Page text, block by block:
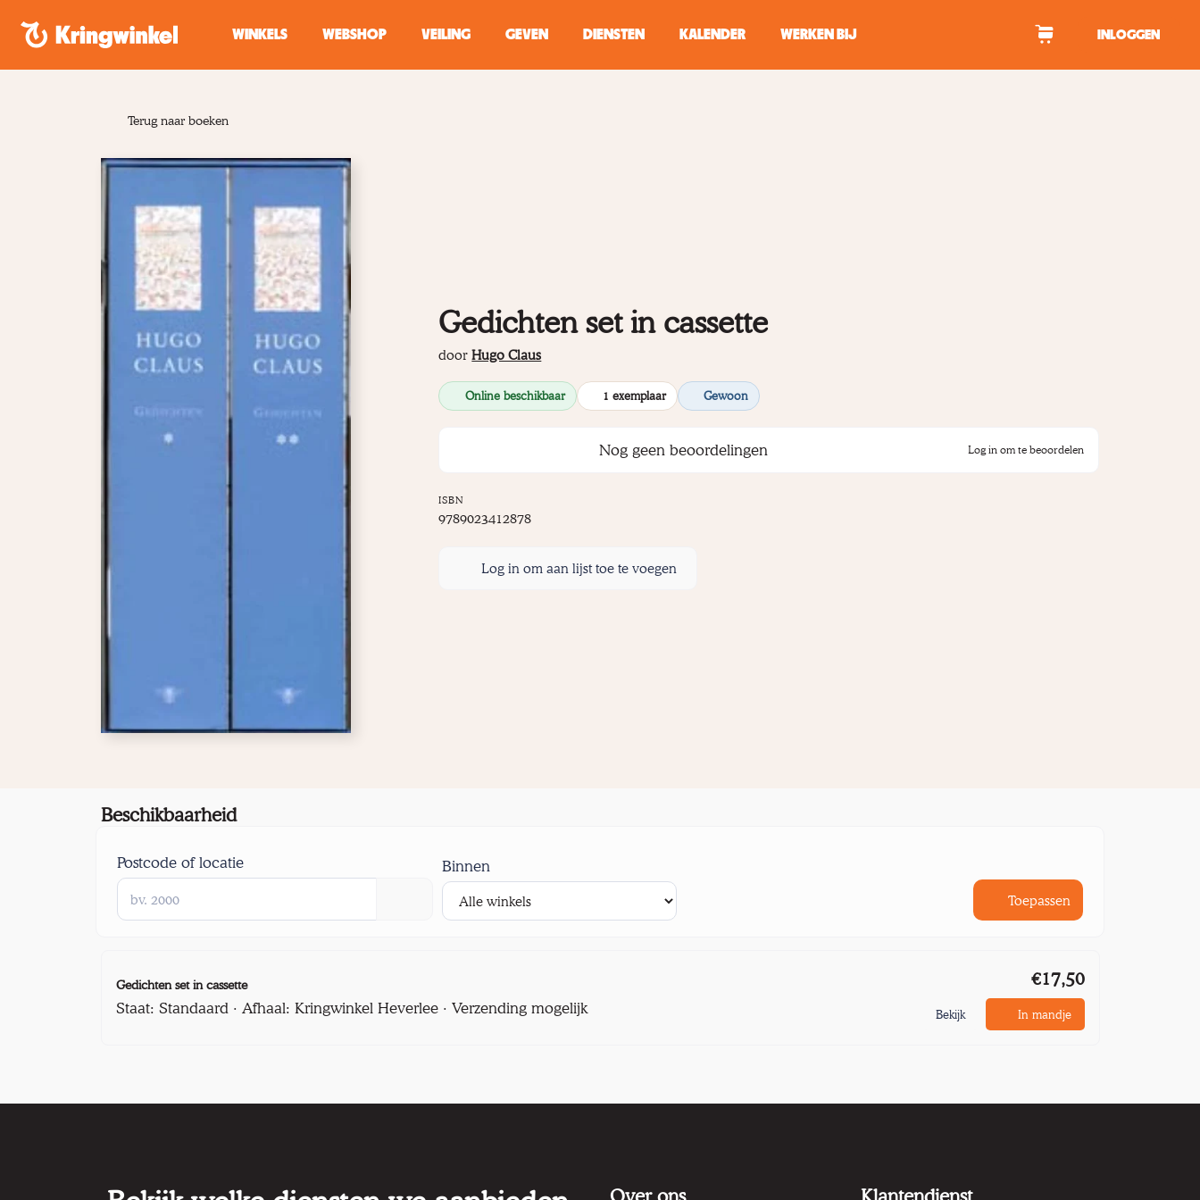
WINKELS
WEBSHOP VEILING GEVEN DIENSTEN KALENDER WERKEN BIJ INLOGGEN
Terug naar boeken
Gedichten set in cassette
doorHugo Claus
Online beschikbaar 1 exemplaar Gewoon
Nog geen beoordelingen Log in om te beoordelen
ISBN
9789023412878
Log in om aan lijst toe te voegen
Beschikbaarheid
Postcode of locatie Binnen
Toepassen
Gedichten set in cassette
Staat: Standaard · Afhaal: Kringwinkel Heverlee · Verzending mogelijk
€17,50
Bekijk In mandje